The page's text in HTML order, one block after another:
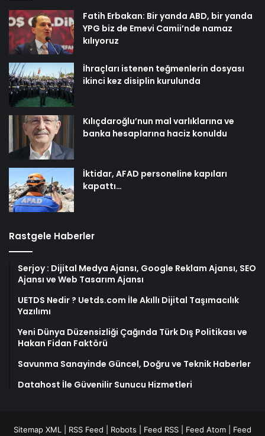
Fatih Erbakan: Bir yanda ABD, bir yanda
YPG biz de Emevi Camii’nde namaz
kılıyoruz
İhraçları istenen teğmenlerin dosyası
ikinci kez disiplin kurulunda
Kılıçdaroğlu’nun mal varlıklarına ve
banka hesaplarına haciz konuldu
İktidar, AFAD personeline kapıları
kapattı…
Rastgele Haberler
Serjoy : Dijital Medya Ajansı, Google Reklam Ajansı, SEO
Ajansı ve Web Tasarım Ajansı
UETDS Nedir ? Uetds.com İle Akıllı Dijital Taşımacılık
Yazılımı
Yeni Dünya Düzensizliği Çağında Türk Dış Politikası ve
Hakan Fidan Faktörü
Savunma Sanayinde Güncel, Doğru ve Teknik Haberler
Datahost İle Güvenilir Sunucu Hizmetleri
Sitemap XML RSS Feed Robots Feed RSS Feed Atom Feed